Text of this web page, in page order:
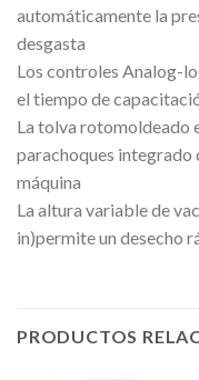
automáticamente la
desgasta
Los controles Analog-
el tiempo de
La tolva rotomoldeado
parachoques integrado
máquina
La altura variable de
in)permite un desecho
PRODUCTOS